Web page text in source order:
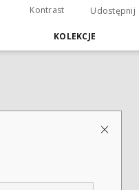
Kontrast Udostępnij
KOLEKCJE